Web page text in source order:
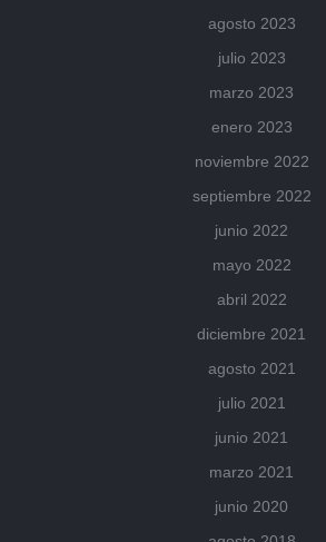
agosto 2023
julio 2023
marzo 2023
enero 2023
noviembre 2022
septiembre 2022
junio 2022
mayo 2022
abril 2022
diciembre 2021
agosto 2021
julio 2021
junio 2021
marzo 2021
junio 2020